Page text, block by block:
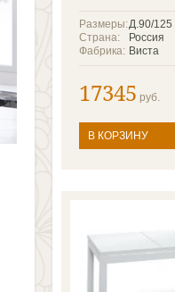
Д.90/125
Размеры:
Россия
Страна:
Виста
Фабрика:
17345 руб.
В КОРЗИНУ